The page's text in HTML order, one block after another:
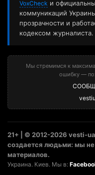
VoxCheck и
коммуникаций
прозрачности и
кодексом журналиста.
Мы стремимся к
ошибку —
21+ | © 2012-2026 vesti-
создается людьми: мы
материалов.
Украина. Киев. Мы в: